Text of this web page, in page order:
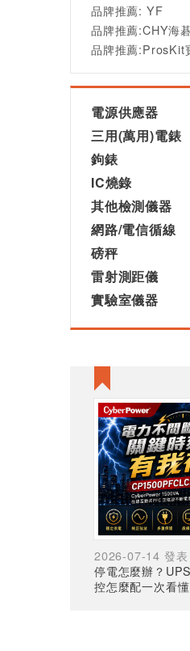
品牌推薦: YF
品牌推薦:CHY海碁
品牌推薦:ProsKit
電源供應器
三用(萬用)電錶
鉤錶
IC燒錄
其他檢測儀器
網路/電信循線
磅秤
雷射測距儀
實驗室儀器
2026-07-14 發表
停電怎麼辦？
控怎麼配一次看懂